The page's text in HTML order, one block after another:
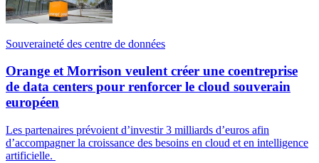
Souveraineté des centre de données
Orange et Morrison veulent créer une coentreprise
de data centers pour renforcer le cloud souverain
européen
Les partenaires prévoient d’investir 3 milliards d’euros afin
d’accompagner la croissance des besoins en cloud et en intelligence
artificielle.